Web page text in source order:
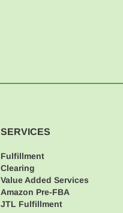
SERVICES
Fulfillment
Clearing
Value Added Services
Amazon Pre-FBA
JTL Fulfillment